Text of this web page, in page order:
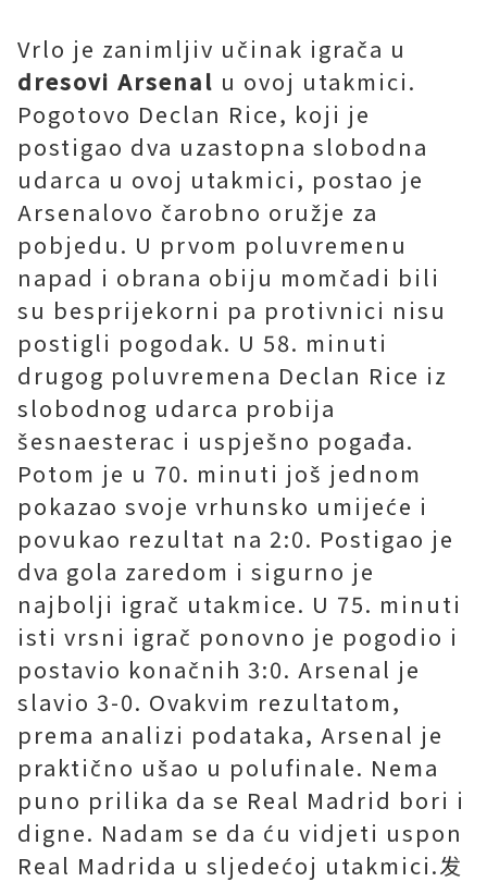
Vrlo je zanimljiv učinak igrača u
dresovi Arsenal u ovoj utakmici.
Pogotovo Declan Rice, koji je
postigao dva uzastopna slobodna
udarca u ovoj utakmici, postao je
Arsenalovo čarobno oružje za
pobjedu. U prvom poluvremenu
napad i obrana obiju momčadi bili
su besprijekorni pa protivnici nisu
postigli pogodak. U 58. minuti
drugog poluvremena Declan Rice iz
slobodnog udarca probija
šesnaesterac i uspješno pogađa.
Potom je u 70. minuti još jednom
pokazao svoje vrhunsko umijeće i
povukao rezultat na 2:0. Postigao je
dva gola zaredom i sigurno je
najbolji igrač utakmice. U 75. minuti
isti vrsni igrač ponovno je pogodio i
postavio konačnih 3:0. Arsenal je
slavio 3-0. Ovakvim rezultatom,
prema analizi podataka, Arsenal je
praktično ušao u polufinale. Nema
puno prilika da se Real Madrid bori i
digne. Nadam se da ću vidjeti uspon
Real Madrida u sljedećoj utakmici.发